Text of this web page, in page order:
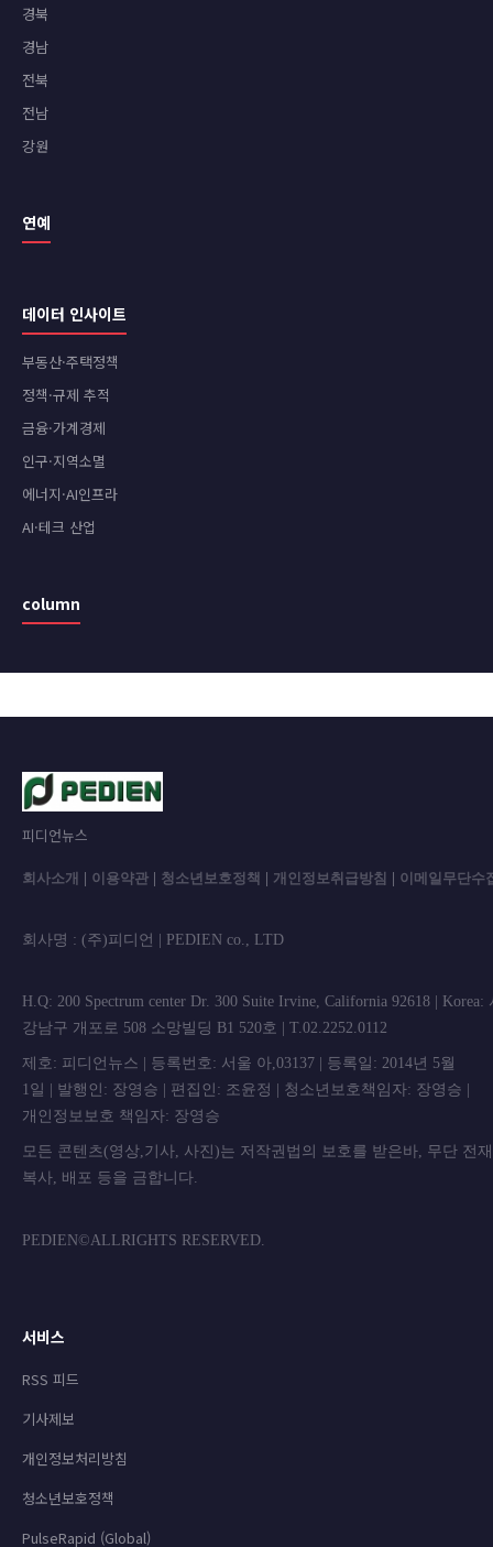
경북
경남
전북
전남
강원
연예
데이터 인사이트
부동산·주택정책
정책·규제 추적
금융·가계경제
인구·지역소멸
에너지·AI인프라
AI·테크 산업
column
피디언뉴스
회사소개 이용약관 청소년보호정책 개인정보취급방침 이메일무단수
회사명 : (주)피디언 | PEDIEN co.,
H.Q: 200 Spectrum center Dr. 300 Suite Irvine, California 92618 | Korea:
강남구 개포로 508 소망빌딩 B1 520호 | T.02.2252.0112
제호: 피디언뉴스 | 등록번호: 서울 아,03137 | 등록일: 2014년 5월
1일 | 발행인: 장영승 | 편집인: 조윤정 | 청소년보호책임자: 장영승 |
개인정보보호 책임자: 장영승
모든 콘텐츠(영상,기사, 사진)는 저작권법의 보호를 받은바, 무단 전
복사, 배포 등을 금합니
PEDIEN©ALLRIGHTS RESERVED.
서비스
RSS 피드
기사제보
개인정보처리방침
청소년보호정책
PulseRapid (Global)